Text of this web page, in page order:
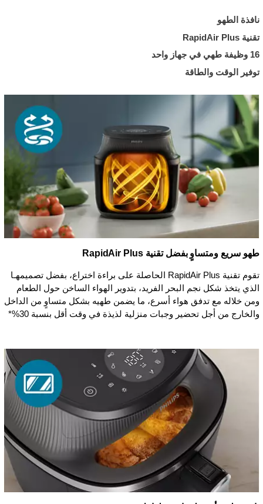
نافذة الطهو
تقنية RapidAir Plus
16 وظيفة طهي في جهاز واحد
توفير الوقت والطاقة
طهو سريع ومتساوٍ بفضل تقنية RapidAir Plus
تقوم تقنية RapidAir Plus الحاصلة على براءة اختراع، بفضل تصميمهـا
الذي يتخذ شكل نجم البحر الفريد، بتدوير الهواء الساخن حول الطعام
ومن خلاله مع تدفق هواء أسرع، ما يضمن طهيه بشكل متساوٍ من الداخل
والخارج من أجل تحضير وجبات منزلية لذيذة في وقت أقل بنسبة 30%*